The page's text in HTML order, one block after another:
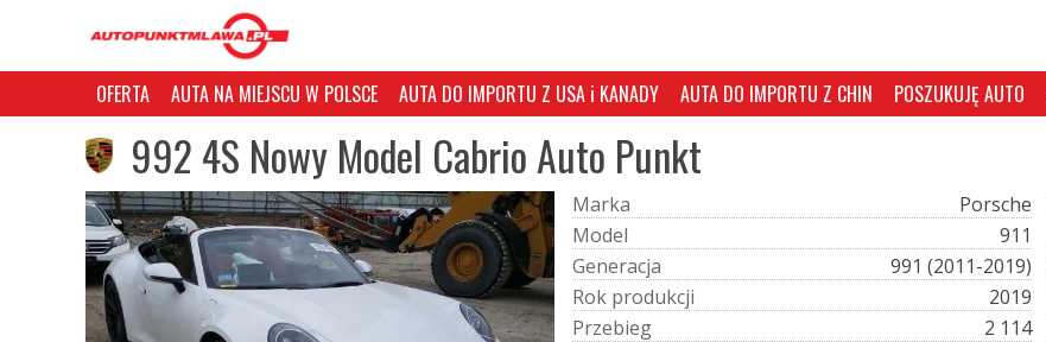
OFERTA AUTA NA MIEJSCU W POLSCE AUTA DO IMPORTU Z USA i KANADY AUTA DO IMPORTU Z CHIN POSZUKUJĘ AUTO
992 4S Nowy Model Cabrio Auto Punkt
Marka
Porsche
Model
911
Generacja
991 (2011-2019)
Rok produkcji
2019
Przebieg
2 114